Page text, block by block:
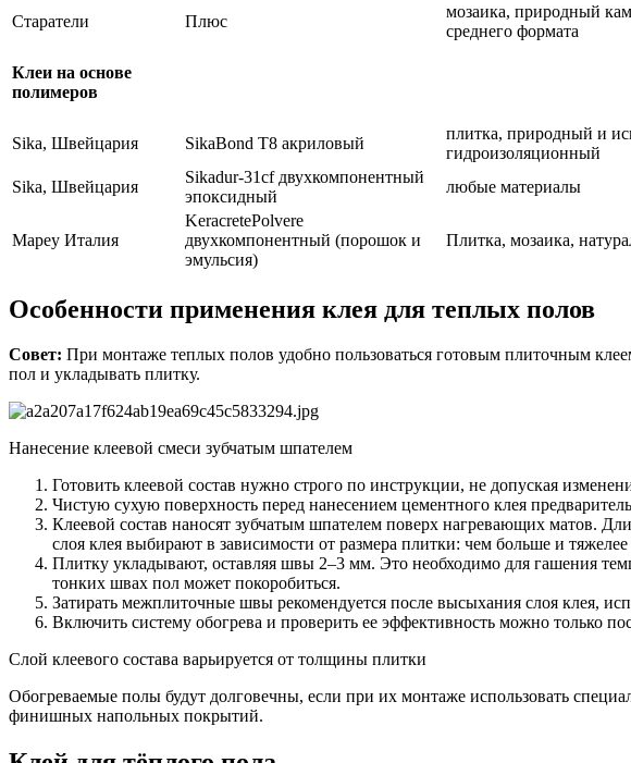
Старатели Плюс
мозаика, природный
среднего формата
Клеи на основе
полимеров
Sika, Швейцария SikaBond T8 акриловый
плитка, природный и
гидроизоляционный
Sika, Швейцария
Sikadur-31cf двухкомпонентный
эпоксидный
любые материалы
Mapey Италия
KeracretePolvere
двухкомпонентный (порошок и
эмульсия)
Плитка, мозаика,
Особенности применения клея для теплых полов
Совет: При монтаже теплых полов удобно пользоваться готовым плиточным
пол и укладывать плитку.
Нанесение клеевой смеси зубчатым шпателем
Готовить клеевой состав нужно строго по инструкции, не допуская
Чистую сухую поверхность перед нанесением цементного клея
Клеевой состав наносят зубчатым шпателем поверх нагревающих матов.
слоя клея выбирают в зависимости от размера плитки: чем больше и
Плитку укладывают, оставляя швы 2–3 мм. Это необходимо для гашения
тонких швах пол может покоробиться.
Затирать межплиточные швы рекомендуется после высыхания слоя клея,
Включить систему обогрева и проверить ее эффективность можно только
Слой клеевого состава варьируется от толщины плитки
Обогреваемые полы будут долговечны, если при их монтаже использовать
финишных напольных покрытий.